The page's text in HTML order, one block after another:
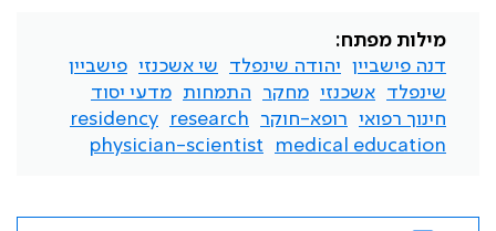
מילות מפתח:
דנה פישביין
יהודה שינפלד שי אשכנזי פישביין
שינפלד
אשכנזי מחקר התמחות
מדעי יסוד
חינוך רפואי
רופא-חוקר research
residency
medical education
physician-scientist